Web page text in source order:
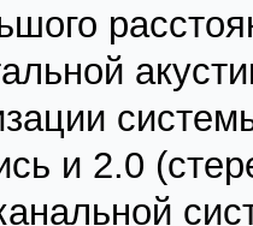
и 2.0